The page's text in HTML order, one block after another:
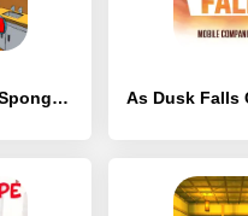
Squid Neighbor. Sponge Escape - [MOD Бесконечные деньги]